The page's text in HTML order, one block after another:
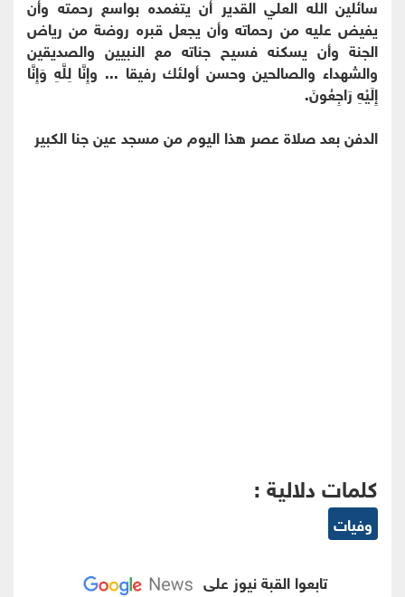
سائلين الله العلي القدير أن يتغمده بواسع رحمته وأن
يفيض عليه من رحماته وأن يجعل قبره روضة من رياض
الجنة وأن يسكنه فسيح جناته مع النبيين والصديقين
والشهداء والصالحين وحسن أولئك رفيقا ... وإِنَّا لِلَّهِ وَإِنَّا
إِلَيْهِ رَاجِعُونَ.
الدفن بعد صلاة عصر هذا اليوم من مسجد عين جنا الكبير
كلمات دلالية :
وفيات
تابعوا القبة نيوز على